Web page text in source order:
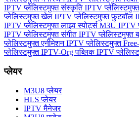
IPTV प्लेलिस्टमुफ्त संस्कृति IPTV प्लेलिस्ट
प्लेलिस्टमुफ्त खेल IPTV प्लेलिस्टमुफ्त फ़ुटबॉल
IPTV प्लेलिस्टमुफ्त लाइव स्पोर्ट्स M3U IPTV
IPTV प्लेलिस्टमुफ्त संगीत IPTV प्लेलिस्टमुफ्त
प्लेलिस्टमुफ्त एनीमेशन IPTV प्लेलिस्टमुफ्त
प्लेलिस्टमुफ्त IPTV-Org पब्लिक IPTV प्लेलिस्ट
प्लेयर
M3U8 प्लेयर
HLS प्लेयर
IPTV मैनेजर